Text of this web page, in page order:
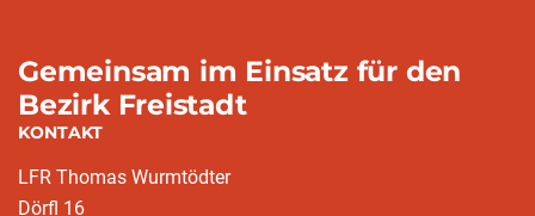
Gemeinsam im Einsatz für den
Bezirk Freistadt
KONTAKT
LFR Thomas Wurmtödter
Dörfl 16